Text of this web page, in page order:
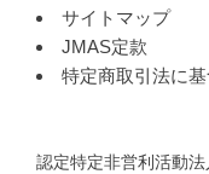
サイトマップ
JMAS定款
特定商取引法に
認定特定非営利活動法